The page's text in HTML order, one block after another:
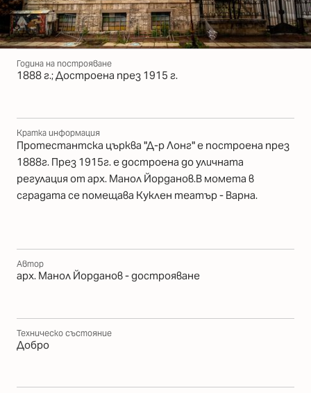
Година на построяване
1888 г.; Достроена през 1915 г.
Кратка информация
Протестантска църква "Д-р Лонг" е построена през
1888г. През 1915г. е достроена до уличната
регулация от арх. Манол Йорданов.В момета в
сградата се помещава Куклен театър - Варна.
Автор
арх. Манол Йорданов - дострояване
Техническо състояние
Добро